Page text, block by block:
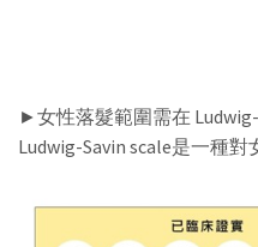
►女性落髮範圍需在
Ludwig-Savin scale是一種